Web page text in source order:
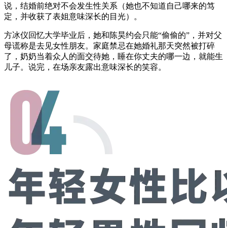
说，结婚前绝对不会发生性关系（她也不知道自己哪来的笃
定，并收获了表姐意味深长的目光）。
方冰仪回忆大学毕业后，她和陈昊约会只能“偷偷的”，并对父
母谎称是去见女性朋友。家庭禁忌在她婚礼那天突然被打碎
了，奶奶当着众人的面交待她，睡在你丈夫的哪一边，就能生
儿子。说完，在场亲友露出意味深长的笑容。